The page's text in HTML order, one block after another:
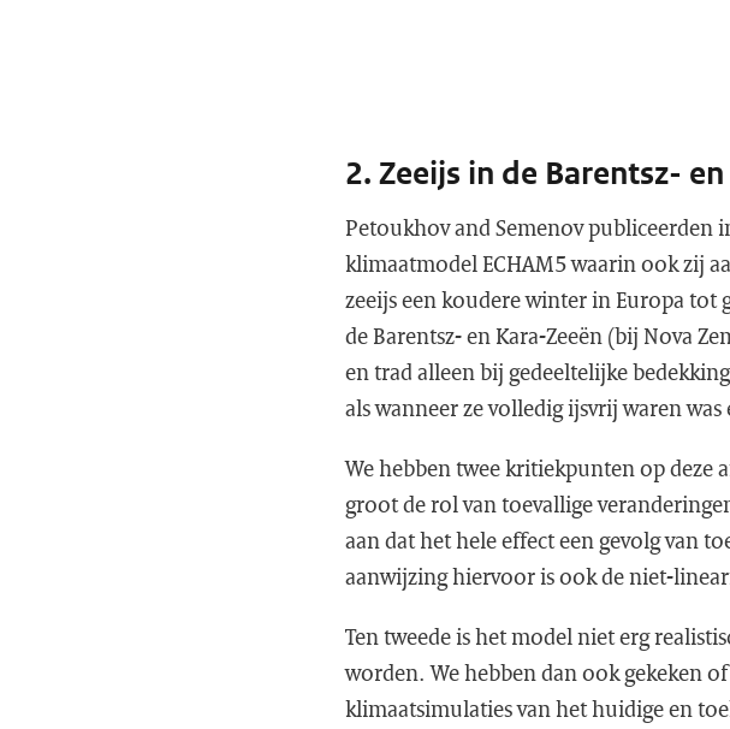
2. Zeeijs in de Barentsz-
Petoukhov and Semenov publiceerden
klimaatmodel ECHAM5 waarin ook zij
zeeijs een koudere winter in Europa tot
de Barentsz- en Kara-Zeeën (bij Nova
en trad alleen bij gedeeltelijke
als wanneer ze volledig ijsvrij waren
We hebben twee kritiekpunten op deze
groot de rol van toevallige
aan dat het hele effect een gevolg van
aanwijzing hiervoor is ook de niet-
Ten tweede is het model niet erg
worden. We hebben dan ook gekeken
klimaatsimulaties van het huidige en